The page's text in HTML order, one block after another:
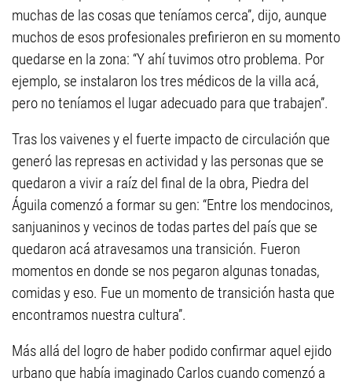
muchas de las cosas que teníamos cerca”, dijo, aunque
muchos de esos profesionales prefirieron en su momento
quedarse en la zona: “Y ahí tuvimos otro problema. Por
ejemplo, se instalaron los tres médicos de la villa acá,
pero no teníamos el lugar adecuado para que trabajen”.
Tras los vaivenes y el fuerte impacto de circulación que
generó las represas en actividad y las personas que se
quedaron a vivir a raíz del final de la obra, Piedra del
Águila comenzó a formar su gen: “Entre los mendocinos,
sanjuaninos y vecinos de todas partes del país que se
quedaron acá atravesamos una transición. Fueron
momentos en donde se nos pegaron algunas tonadas,
comidas y eso. Fue un momento de transición hasta que
encontramos nuestra cultura”.
Más allá del logro de haber podido confirmar aquel ejido
urbano que había imaginado Carlos cuando comenzó a